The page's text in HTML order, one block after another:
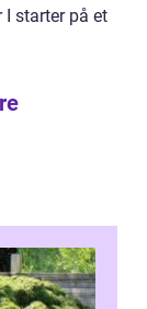
I starter på et